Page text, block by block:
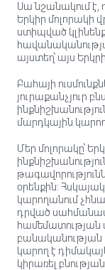
Սա նշանակում է,
Երկիր մոլորակի
ստիպված
այստեղ՝ այս
Բահայի
յուրաքանչյուր
մարդկային
Մեր մոլորակը՝
օրենքին:
կարողանում
դրված
համեմատության
բանականության
կարող է
կիրառել